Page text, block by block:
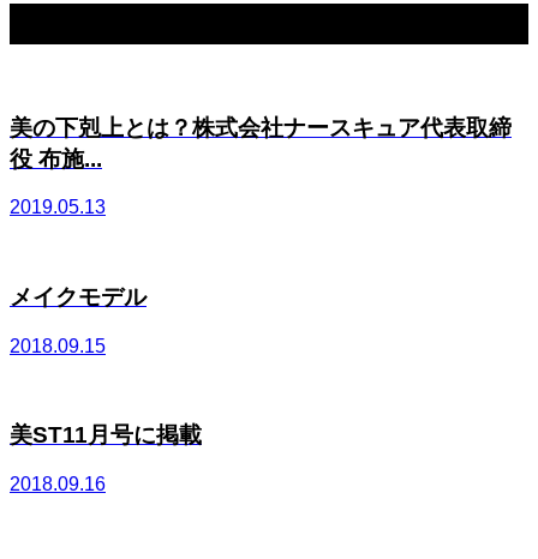
美の下剋上とは？株式会社ナースキュア代表取締
役 布施...
2019.05.13
メイクモデル
2018.09.15
美ST11月号に掲載
2018.09.16